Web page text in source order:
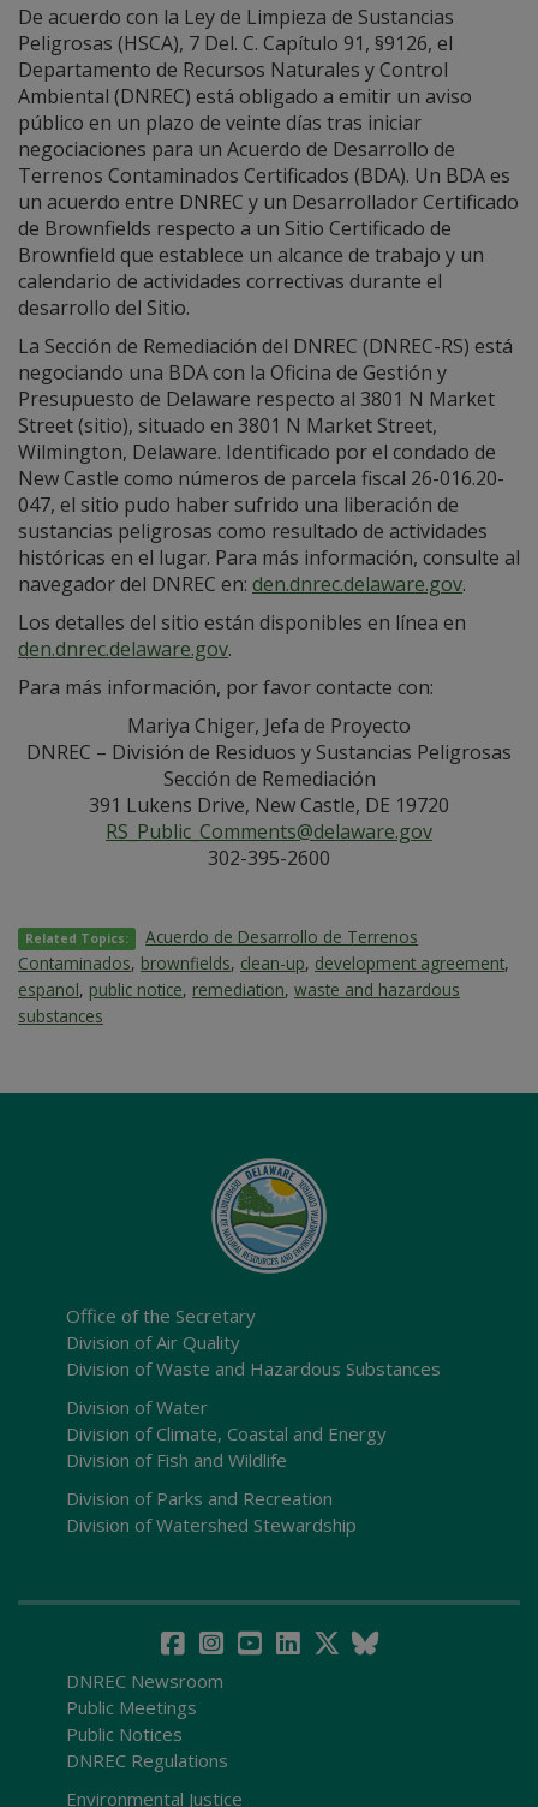
De acuerdo con la Ley de Limpieza de Sustancias
Peligrosas (HSCA), 7 Del. C. Capítulo 91, §9126, el
Departamento de Recursos Naturales y Control
Ambiental (DNREC) está obligado a emitir un aviso
público en un plazo de veinte días tras iniciar
negociaciones para un Acuerdo de Desarrollo de
Terrenos Contaminados Certificados (BDA). Un BDA es
un acuerdo entre DNREC y un Desarrollador Certificado
de Brownfields respecto a un Sitio Certificado de
Brownfield que establece un alcance de trabajo y un
calendario de actividades correctivas durante el
desarrollo del Sitio.
La Sección de Remediación del DNREC (DNREC-RS) está
negociando una BDA con la Oficina de Gestión y
Presupuesto de Delaware respecto al 3801 N Market
Street (sitio), situado en 3801 N Market Street,
Wilmington, Delaware. Identificado por el condado de
New Castle como números de parcela fiscal 26-016.20-
047, el sitio pudo haber sufrido una liberación de
sustancias peligrosas como resultado de actividades
históricas en el lugar. Para más información, consulte al
navegador del DNREC en: den.dnrec.delaware.gov.
Los detalles del sitio están disponibles en línea en
den.dnrec.delaware.gov.
Para más información, por favor contacte con:
Mariya Chiger, Jefa de Proyecto
DNREC – División de Residuos y Sustancias Peligrosas
Sección de Remediación
391 Lukens Drive, New Castle, DE 19720
RS_Public_Comments@delaware.gov
302-395-2600
Related Topics:
Acuerdo de Desarrollo de Terrenos
Contaminados, brownfields, clean-up, development agreement,
espanol, public notice, remediation, waste and hazardous
substances
Office of the Secretary
Division of Air Quality
Division of Waste and Hazardous Substances
Division of Water
Division of Climate, Coastal and Energy
Division of Fish and Wildlife
Division of Parks and Recreation
Division of Watershed Stewardship
DNREC Newsroom
Public Meetings
Public Notices
DNREC Regulations
Environmental Justice